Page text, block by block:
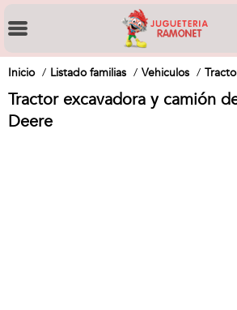
Inicio Listado familias Vehiculos
Tractor excavadora y camión
Deere